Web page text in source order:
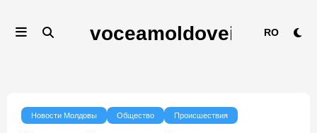
содержимому
RO
Новости Молдовы Общество Происшествия